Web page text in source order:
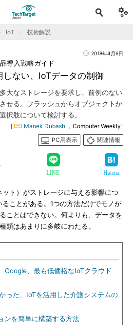
IoT 技術解説
2018年4月6日
しない、IoTデータの制御
導入戦略ガイド
大なストレージを要求し、前例のない
せる。フラッシュからオブジェクトか
択肢について検討する。
[ Manek Dubash ，Computer Weekly]
PC用表示
関連情報
LINE Hatena
ト）がストレージに与える影響につ
ことがある。1つの方法だけでモノが
ことはできない。何よりも、データを
類はあまりに多岐にわたる。
Google、最も低価格なIoTクラウド
った、IoTを活用した介護システムの
ンを簡単に構築する方法